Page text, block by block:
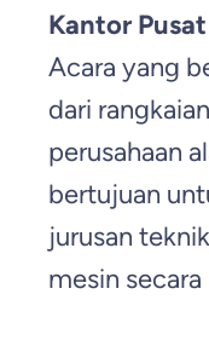
Kantor
Acara yang
dari
perusahaan
bertujuan
jurusan
mesin